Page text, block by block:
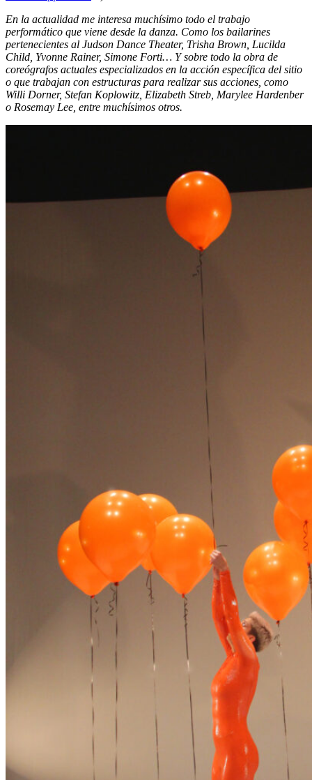
En la actualidad me interesa muchísimo todo el trabajo
performático que viene desde la danza. Como los bailarines
pertenecientes al Judson Dance Theater, Trisha Brown, Lucilda
Child, Yvonne Rainer, Simone Forti… Y sobre todo la obra de
coreógrafos actuales especializados en la acción específica del sitio
o que trabajan con estructuras para realizar sus acciones, como
Willi Dorner, Stefan Koplowitz, Elizabeth Streb, Marylee Hardenber
o Rosemay Lee, entre muchísimos otros.